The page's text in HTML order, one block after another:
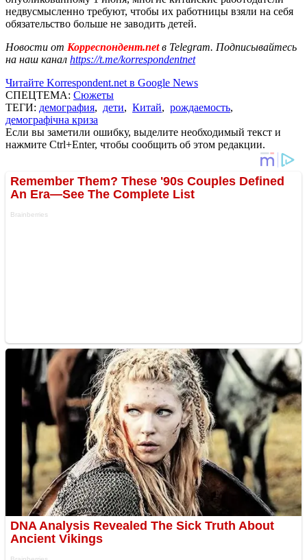
недвусмысленно требуют, чтобы их работницы взяли на себя
обязательство больше не заводить детей.
Новости от Корреспондент.netв Telegram. Подписывайтесь
на наш канал https://t.me/korrespondentnet
Читайте Korrespondent.net в Google News
СПЕЦТЕМА: Сюжеты
ТЕГИ: демография, дети, Китай, рождаемость,
демографічна криза
Если вы заметили ошибку, выделите необходимый текст и
нажмите Ctrl+Enter, чтобы сообщить об этом редакции.